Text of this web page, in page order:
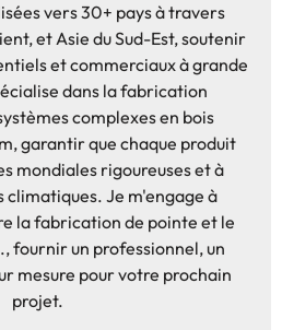
vers 30+ pays à travers
et Asie du Sud-Est, soutenir
et commerciaux à grande
dans la fabrication
complexes en bois
garantir que chaque produit
mondiales rigoureuses et à
climatiques. Je m'engage à
la fabrication de pointe et le
fournir un professionnel, un
mesure pour votre prochain
projet.